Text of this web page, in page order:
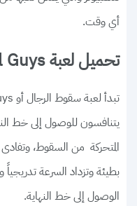
أي وقت.
تحميل لعبة Fall Guys للجوال الاندرويد
يتنافسون للوصول إلى خط
المتحركة من السقوط، وتفادى
بطيئة وتزداد السرعة
الوصول إلى خط النهاية.